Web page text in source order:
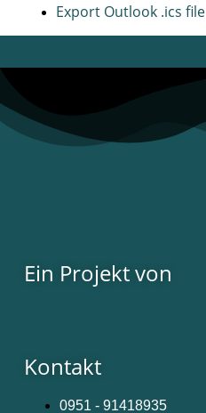
Export Outlook .ics file
Ein Projekt von
Kontakt
0951 - 91418935